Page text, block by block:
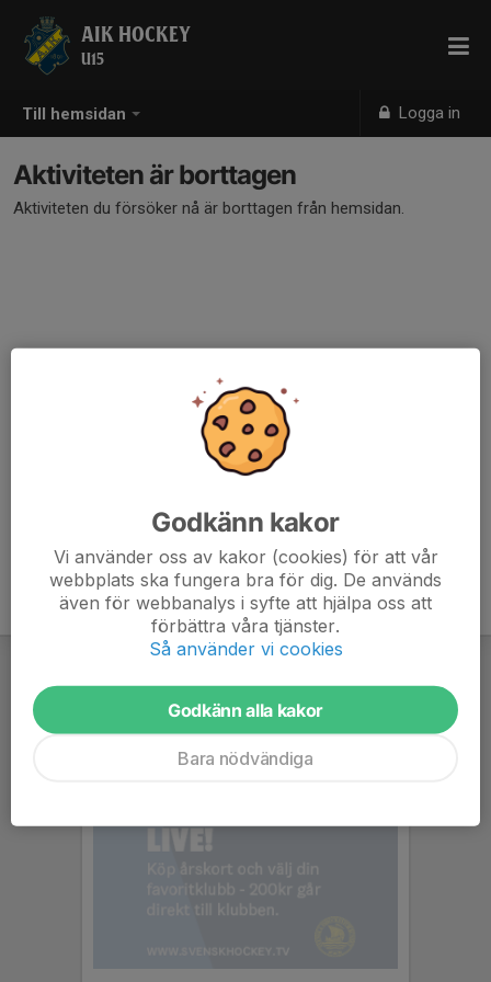
Till hemsidan Logga in
AIK HOCKEY
U15
Aktiviteten är borttagen
Aktiviteten du försöker nå är borttagen från hemsidan.
Godkänn kakor
Vi använder oss av kakor (cookies) för att vår
webbplats ska fungera bra för dig. De används
även för webbanalys i syfte att hjälpa oss att
förbättra våra tjänster.
Så använder vi cookies
Godkänn alla kakor
Bara nödvändiga